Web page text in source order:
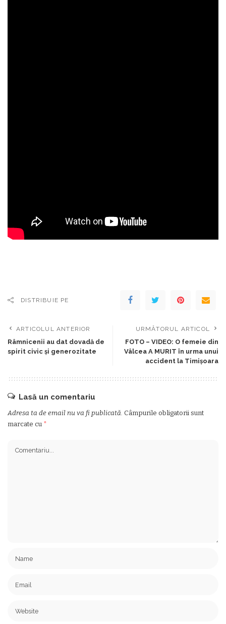
DISTRIBUIE PE
ARTICOLUL ANTERIOR
Râmnicenii au dat dovadă de
spirit civic și generozitate
URMĂTORUL ARTICOL
FOTO – VIDEO: O femeie din
Vâlcea A MURIT în urma unui
accident la Timişoara
Lasă un comentariu
Adresa ta de email nu va fi publicată. Câmpurile obligatorii sunt
marcate cu *